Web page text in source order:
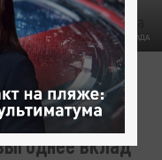
КОЛЛАЖ ЦАРЬГРАДА
вклад